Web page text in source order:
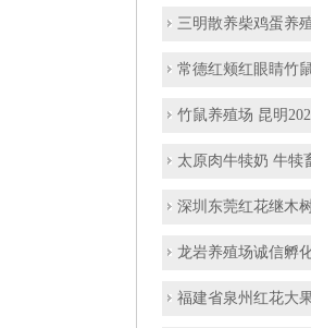
三明散养柴鸡蛋养
常德红颊红眼睛竹
竹鼠养殖场 昆明
太原肉牛犊奶 牛犊
深圳东莞红花继木
龙岩养殖场诚信孵
福建省泉州红花大